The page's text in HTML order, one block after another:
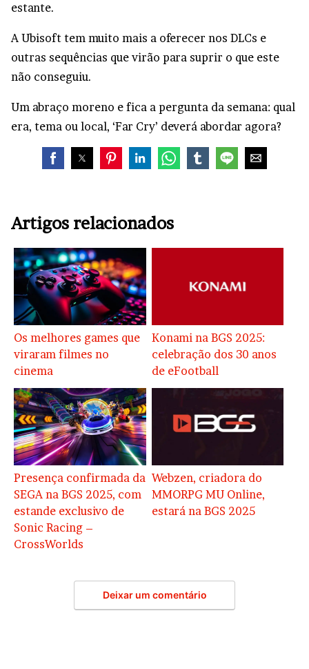
estante.
A Ubisoft tem muito mais a oferecer nos DLCs e
outras sequências que virão para suprir o que este
não conseguiu.
Um abraço moreno e fica a pergunta da semana: qual
era, tema ou local, ‘Far Cry’ deverá abordar agora?
Artigos relacionados
Os melhores games que
viraram filmes no
cinema
Konami na BGS 2025:
celebração dos 30 anos
de eFootball
Presença confirmada da
SEGA na BGS 2025, com
estande exclusivo de
Sonic Racing –
CrossWorlds
Webzen, criadora do
MMORPG MU Online,
estará na BGS 2025
Deixar um comentário